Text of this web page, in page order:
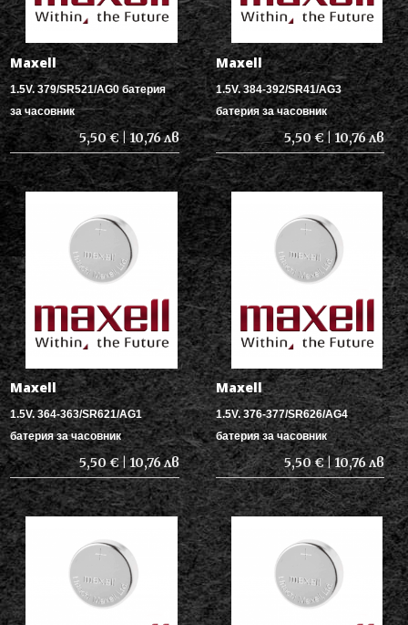
Maxell
1.5V. 379/SR521/AG0 батерия
за часовник
5,50 € | 10,76 лв
Maxell
1.5V. 384-392/SR41/AG3
батерия за часовник
5,50 € | 10,76 лв
Maxell
1.5V. 364-363/SR621/AG1
батерия за часовник
5,50 € | 10,76 лв
Maxell
1.5V. 376-377/SR626/AG4
батерия за часовник
5,50 € | 10,76 лв